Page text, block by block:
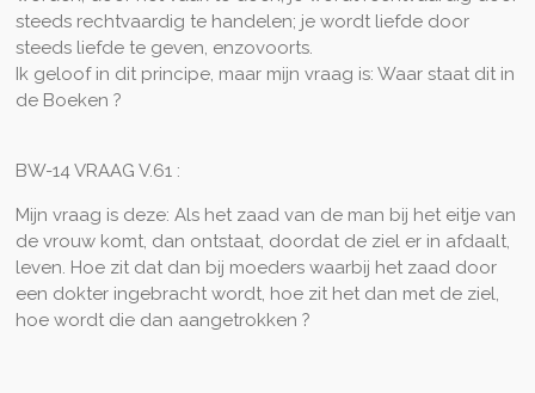
steeds rechtvaardig te handelen; je wordt liefde door
steeds liefde te geven, enzovoorts.
Ik geloof in dit principe, maar mijn vraag is: Waar staat dit in
de Boeken ?
BW-14 VRAAG V.61 :
Mijn vraag is deze: Als het zaad van de man bij het eitje van
de vrouw komt, dan ontstaat, doordat de ziel er in afdaalt,
leven. Hoe zit dat dan bij moeders waarbij het zaad door
een dokter ingebracht wordt, hoe zit het dan met de ziel,
hoe wordt die dan aangetrokken ?